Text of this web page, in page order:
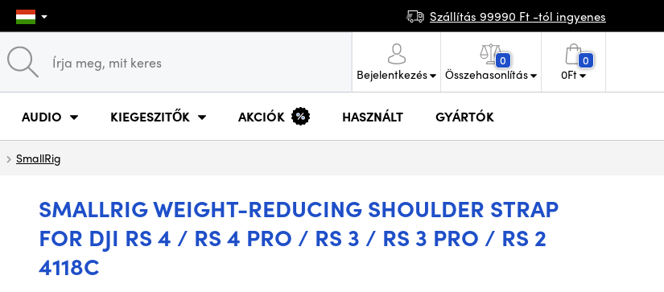
Szállítás 99990 Ft -tól ingyenes
Bejelentkezés
0
Összehasonlítás
0
0Ft
AUDIO KIEGESZITŐK AKCIÓK HASZNÁLT GYÁRTÓK
SmallRig
SMALLRIG WEIGHT-REDUCING SHOULDER STRAP
FOR DJI RS 4 / RS 4 PRO / RS 3 / RS 3 PRO / RS 2
4118C